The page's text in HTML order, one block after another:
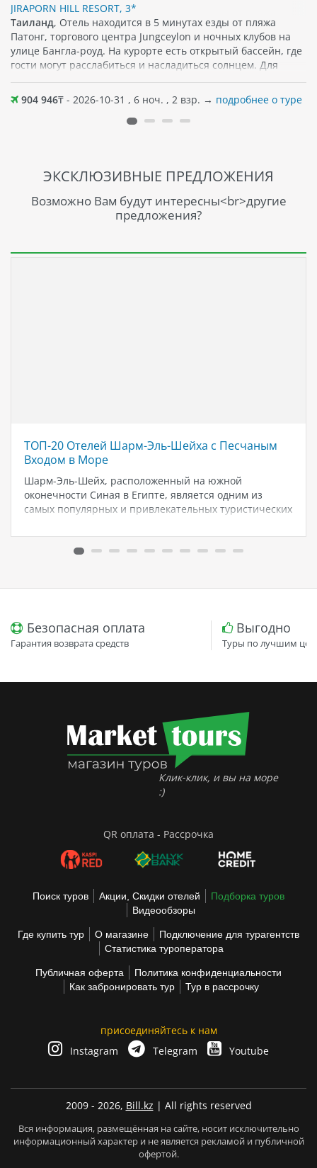
JIRAPORN HILL RESORT, 3*
Таиланд, Отель находится в 5 минутах езды от пляжа
Патонг, торгового центра Jungceylon и ночных клубов на
улице Бангла-роуд. На курорте есть открытый бассейн, где
гости могут расслабиться и насладиться солнцем. Для
размещения уютные номера, которые оснащены
просторным балконом, спутниковым/кабельным
телевидением и сейфом. Бесплатный Wi-Fi
предоставляется на всей территории отеля, что позволяет
интернациональной кухни в ресторане у бассейна. Можно
чтобы организовать поездки к различным
достопримечательностям.
904 946₸ - 2026-10-31 , 6 ноч. , 2 взр. → подробнее о туре
ЭКСКЛЮЗИВНЫЕ ПРЕДЛОЖЕНИЯ
Возможно Вам будут интересны<br>другие
предложения?
ТОП-20 Отелей Шарм-Эль-Шейха с Песчаным
Входом в Море
Шарм-Эль-Шейх, расположенный на южной
оконечности Синая в Египте, является одним из
самых популярных и привлекательных туристических
кристально чистыми водами Красного моря, это
идеальное место для любителей подводного
Безопасная оплата
Гарантия возврата средств
Выгодно
Туры по лучшим
Клик-клик, и вы на море
:)
QR оплата - Рассрочка
Поиск туров Акции, Скидки отелей
Подборка туров
Видеообзоры
Где купить тур О магазине
Подключение для турагентств
Статистика туроператора
Публичная оферта
Политика конфиденциальности
Как забронировать тур
Тур в рассрочку
присоединяйтесь к нам
Instagram
Telegram Youtube
2009 - 2026, Bill.kz | All rights reserved
Вся информация, размещённая на сайте, носит исключительно
информационный характер и не является рекламой и публичной
офертой.